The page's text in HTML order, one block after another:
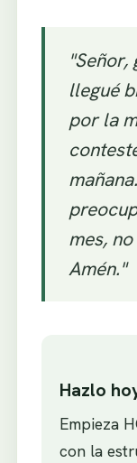
llegué
por la
mes,
Amén."
Hazlo
Empieza
con la